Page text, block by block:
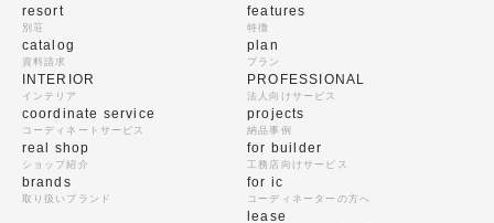
resort
別荘
catalog
資料請求
features
特徴
plan
プラン
INTERIOR
インテリア
coordinate service
コーディネートサービス
real shop
ショップ紹介
brands
取り扱いブランド
PROFESSIONAL
法人向けサービス
projects
納品事例
for builder
工務店向けサービス
for ic
コーディネーターの方へ
lease